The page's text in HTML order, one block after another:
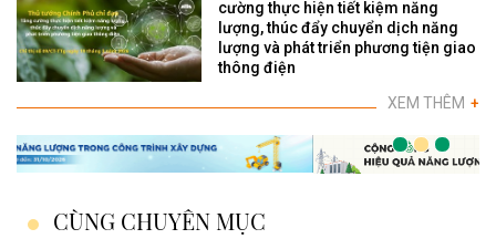
cường thực hiện tiết kiệm năng
lượng, thúc đẩy chuyển dịch năng
lượng và phát triển phương tiện giao
thông điện
XEM THÊM +
CÙNG CHUYÊN MỤC